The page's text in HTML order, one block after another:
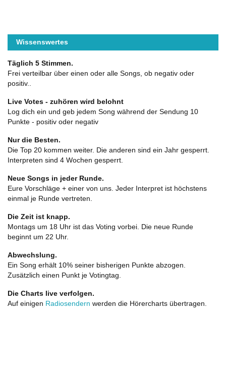
Wissenswertes
Täglich 5 Stimmen.
Frei verteilbar über einen oder alle Songs, ob negativ oder
positiv..
Live Votes - zuhören wird belohnt
Log dich ein und geb jedem Song während der Sendung 10
Punkte - positiv oder negativ
Nur die Besten.
Die Top 20 kommen weiter. Die anderen sind ein Jahr gesperrt.
Interpreten sind 4 Wochen gesperrt.
Neue Songs in jeder Runde.
Eure Vorschläge + einer von uns. Jeder Interpret ist höchstens
einmal je Runde vertreten.
Die Zeit ist knapp.
Montags um 18 Uhr ist das Voting vorbei. Die neue Runde
beginnt um 22 Uhr.
Abwechslung.
Ein Song erhält 10% seiner bisherigen Punkte abzogen.
Zusätzlich einen Punkt je Votingtag.
Die Charts live verfolgen.
Auf einigen Radiosendern werden die Hörercharts übertragen.